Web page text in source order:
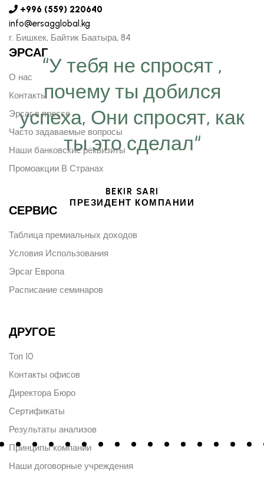
“У тебя не спросят ,
почему ты добился
успеха, Они спросят, как
ты это сделал“
BEKIR SARI
ПРЕЗИДЕНТ КОМПАНИИ
+996 (559) 220640
info@ersagglobal.kg
г. ​Бишкек, Байтик Баатыра, 84
ЭРСАГ
О нас
Контакты
Эрсаг в прессе
Часто задаваемые вопросы
Наши банковские реквизиты
Промоакции В Странах
СЕРВИС
Таблица премиальных доходов
Условия Использования
Эрсаг Европа
Расписание семинаров
ДРУГОЕ
Топ 10
Контакты офисов
Директора Бюро
Сертификаты
Результаты анализов
Принципы компании
Наши договорные учреждения